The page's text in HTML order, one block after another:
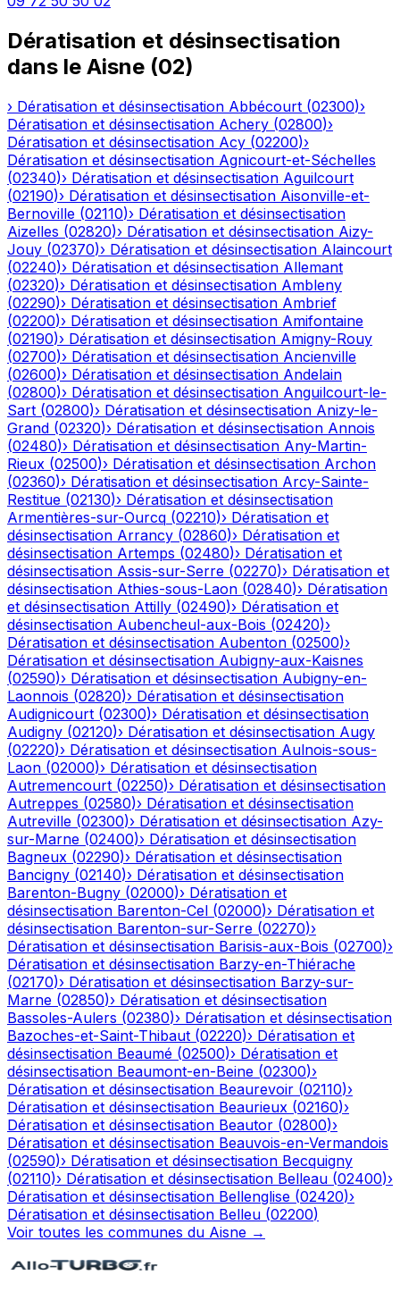
Dératisation et désinsectisation
dans le Aisne (02)
› Dératisation et désinsectisation Abbécourt (02300)›
Dératisation et désinsectisation Achery (02800)›
Dératisation et désinsectisation Acy (02200)›
Dératisation et désinsectisation Agnicourt-et-Séchelles
(02340)› Dératisation et désinsectisation Aguilcourt
(02190)› Dératisation et désinsectisation Aisonville-et-
Bernoville (02110)› Dératisation et désinsectisation
Aizelles (02820)› Dératisation et désinsectisation Aizy-
Jouy (02370)› Dératisation et désinsectisation Alaincourt
(02240)› Dératisation et désinsectisation Allemant
(02320)› Dératisation et désinsectisation Ambleny
(02290)› Dératisation et désinsectisation Ambrief
(02200)› Dératisation et désinsectisation Amifontaine
(02190)› Dératisation et désinsectisation Amigny-Rouy
(02700)› Dératisation et désinsectisation Ancienville
(02600)› Dératisation et désinsectisation Andelain
(02800)› Dératisation et désinsectisation Anguilcourt-le-
Sart (02800)› Dératisation et désinsectisation Anizy-le-
Grand (02320)› Dératisation et désinsectisation Annois
(02480)› Dératisation et désinsectisation Any-Martin-
Rieux (02500)› Dératisation et désinsectisation Archon
(02360)› Dératisation et désinsectisation Arcy-Sainte-
Restitue (02130)› Dératisation et désinsectisation
Armentières-sur-Ourcq (02210)› Dératisation et
désinsectisation Arrancy (02860)› Dératisation et
désinsectisation Artemps (02480)› Dératisation et
désinsectisation Assis-sur-Serre (02270)› Dératisation et
désinsectisation Athies-sous-Laon (02840)› Dératisation
et désinsectisation Attilly (02490)› Dératisation et
désinsectisation Aubencheul-aux-Bois (02420)›
Dératisation et désinsectisation Aubenton (02500)›
Dératisation et désinsectisation Aubigny-aux-Kaisnes
(02590)› Dératisation et désinsectisation Aubigny-en-
Laonnois (02820)› Dératisation et désinsectisation
Audignicourt (02300)› Dératisation et désinsectisation
Audigny (02120)› Dératisation et désinsectisation Augy
(02220)› Dératisation et désinsectisation Aulnois-sous-
Laon (02000)› Dératisation et désinsectisation
Autremencourt (02250)› Dératisation et désinsectisation
Autreppes (02580)› Dératisation et désinsectisation
Autreville (02300)› Dératisation et désinsectisation Azy-
sur-Marne (02400)› Dératisation et désinsectisation
Bagneux (02290)› Dératisation et désinsectisation
Bancigny (02140)› Dératisation et désinsectisation
Barenton-Bugny (02000)› Dératisation et
désinsectisation Barenton-Cel (02000)› Dératisation et
désinsectisation Barenton-sur-Serre (02270)›
Dératisation et désinsectisation Barisis-aux-Bois (02700)›
Dératisation et désinsectisation Barzy-en-Thiérache
(02170)› Dératisation et désinsectisation Barzy-sur-
Marne (02850)› Dératisation et désinsectisation
Bassoles-Aulers (02380)› Dératisation et désinsectisation
Bazoches-et-Saint-Thibaut (02220)› Dératisation et
désinsectisation Beaumé (02500)› Dératisation et
désinsectisation Beaumont-en-Beine (02300)›
Dératisation et désinsectisation Beaurevoir (02110)›
Dératisation et désinsectisation Beaurieux (02160)›
Dératisation et désinsectisation Beautor (02800)›
Dératisation et désinsectisation Beauvois-en-Vermandois
(02590)› Dératisation et désinsectisation Becquigny
(02110)› Dératisation et désinsectisation Belleau (02400)›
Dératisation et désinsectisation Bellenglise (02420)›
Dératisation et désinsectisation Belleu (02200)
Voir toutes les communes du Aisne →